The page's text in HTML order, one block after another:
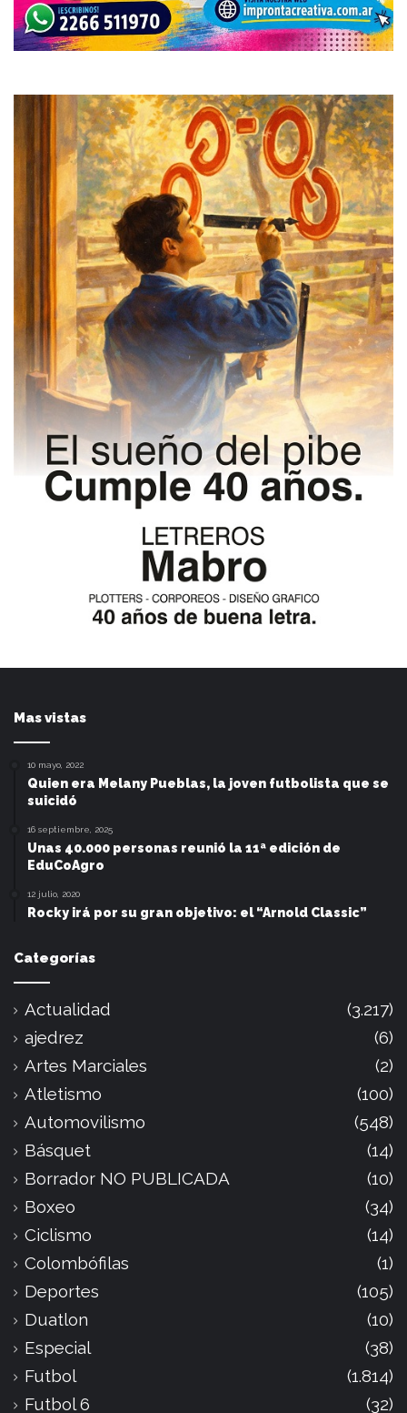
Mas vistas
10 mayo, 2022
Quien era Melany Pueblas, la joven futbolista que se
suicidó
16 septiembre, 2025
Unas 40.000 personas reunió la 11ª edición de
EduCoAgro
12 julio, 2020
Rocky irá por su gran objetivo: el “Arnold Classic”
Categorías
Actualidad
(3.217)
ajedrez
(6)
Artes Marciales
(2)
Atletismo
(100)
Automovilismo
(548)
Básquet
(14)
Borrador NO PUBLICADA
(10)
Boxeo
(34)
Ciclismo
(14)
Colombófilas
(1)
Deportes
(105)
Duatlon
(10)
Especial
(38)
Futbol
(1.814)
Futbol 6
(32)